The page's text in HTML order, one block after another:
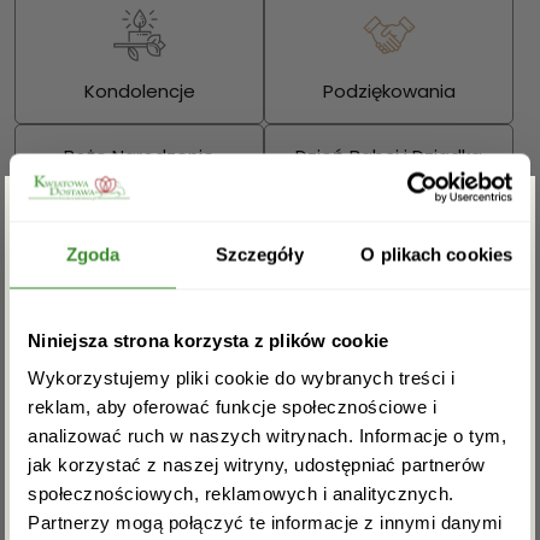
Zgoda Szczegóły O plikach cookies
Niniejsza strona korzysta z plików cookie
Wykorzystujemy pliki cookie do wybranych treści i
reklam, aby oferować funkcje społecznościowe i
analizować ruch w naszych witrynach. Informacje o tym,
jak korzystać z naszej witryny, udostępniać partnerów
społecznościowych, reklamowych i analitycznych.
Partnerzy mogą połączyć te informacje z innymi danymi
Kondolencje Podziękowania
Boże Narodzenie Dzień Babci i Dziadka
Wielkanoc
Dzień Ojca
Sprawdź również:
Zgarnij rabat -5%
Zapisz się do newslettera i zgarnij
rabat na pierwsze zakupy!